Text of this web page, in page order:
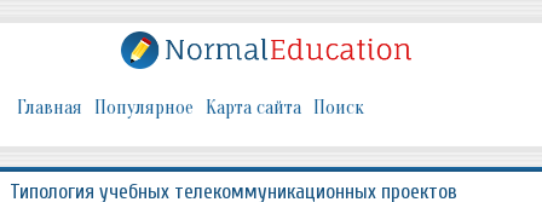
Главная Популярное Карта сайта Поиск
Типология учебных телекоммуникационных проектов